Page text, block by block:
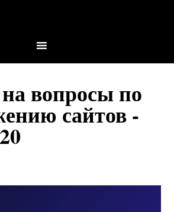
вопросы по
сайтов -